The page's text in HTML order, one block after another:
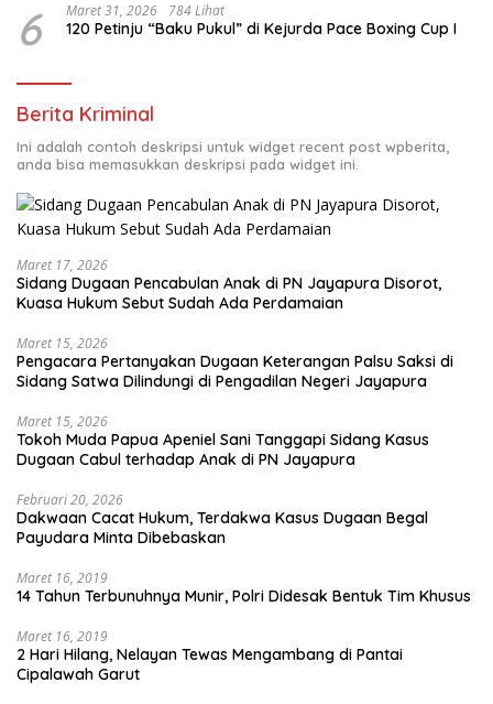
6 Maret 31, 2026 784 Lihat
120 Petinju “Baku Pukul” di Kejurda Pace Boxing Cup I
Berita Kriminal
Ini adalah contoh deskripsi untuk widget recent post wpberita,
anda bisa memasukkan deskripsi pada widget ini.
Maret 17, 2026
Sidang Dugaan Pencabulan Anak di PN Jayapura Disorot,
Kuasa Hukum Sebut Sudah Ada Perdamaian
Maret 15, 2026
Pengacara Pertanyakan Dugaan Keterangan Palsu Saksi di
Sidang Satwa Dilindungi di Pengadilan Negeri Jayapura
Maret 15, 2026
Tokoh Muda Papua Apeniel Sani Tanggapi Sidang Kasus
Dugaan Cabul terhadap Anak di PN Jayapura
Februari 20, 2026
Dakwaan Cacat Hukum, Terdakwa Kasus Dugaan Begal
Payudara Minta Dibebaskan
Maret 16, 2019
14 Tahun Terbunuhnya Munir, Polri Didesak Bentuk Tim Khusus
Maret 16, 2019
2 Hari Hilang, Nelayan Tewas Mengambang di Pantai
Cipalawah Garut